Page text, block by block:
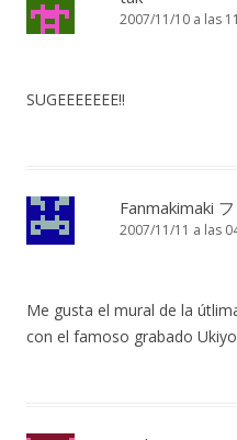
2007/11/10 a las
SUGEEEEEEE!!
Fanmakimaki
2007/11/11 a las
Me gusta el mural de la
con el famoso grabado